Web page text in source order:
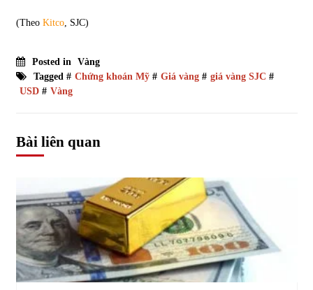
(Theo Kitco, SJC)
Posted in Vàng
Tagged # Chứng khoán Mỹ# Giá vàng# giá vàng SJC #
USD# Vàng
Bài liên quan